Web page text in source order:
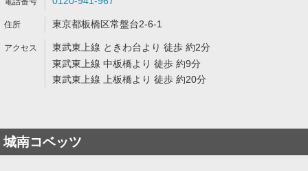
東京都板橋区常盤台2-6-1
東武東上線 ときわ台より 徒歩 約2分
東武東上線 中板橋より 徒歩 約9分
東武東上線 上板橋より 徒歩 約20分
城南コベッツ